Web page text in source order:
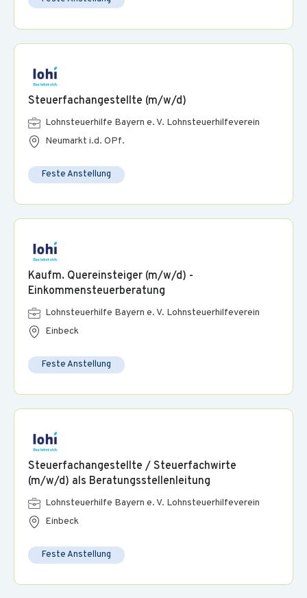
Gesundheit & Nachhaltigkeit
Beschäftigten unterstützen wir durch unser
Wellnessangebot.
Wir fördern nachhaltige Mobilität. Mit unserem Jobrad-
Programm können Sie kostengünstig ein Fahrrad oder E-
Bike leasen.
30+ Urlaubstage sorgen für Erholung und Ausgleich.
Steuerfachangestellte (m/w/d)
Lohnsteuerhilfe Bayern e. V. Lohnsteuerhilfeverein
Neumarkt i.d. OPf.
Feste Anstellung
Kaufm. Quereinsteiger (m/w/d) -
Einkommensteuerberatung
Lohnsteuerhilfe Bayern e. V. Lohnsteuerhilfeverein
Einbeck
Feste Anstellung
Steuerfachangestellte / Steuerfachwirte
(m/w/d) als Beratungsstellenleitung
Lohnsteuerhilfe Bayern e. V. Lohnsteuerhilfeverein
Einbeck
Feste Anstellung